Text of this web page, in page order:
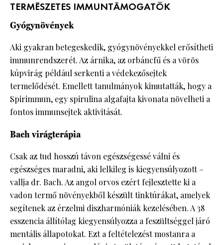
TERMÉSZETES IMMUNTÁMOGATÓK
Gyógynövények
Aki gyakran betegeskedik, gyógynövényekkel erősítheti
immunrendszerét. Az árnika, az orbáncfű és a vörös
kúpvirág például serkenti a védekezősejtek
termelődését. Emellett tanulmányok kimutatták, hogy a
Spirimmun, egy spirulina algafajta kivonata növelheti a
fontos immunsejtek aktivitását.
Bach virágterápia
Csak az tud hosszú távon egészségessé válni és
egészséges maradni, aki lelkileg is kiegyensúlyozott –
vallja dr. Bach. Az angol orvos ezért fejlesztette ki a
vadon termő növényekből készült tinktúrákat, amelyek
segítenek az érzelmi diszharmóniák kezelésében. A 38
esszencia állítólag kiegyensúlyozza a feszültséggel járó
mentális állapotokat. Ezt a feltételezést mostanra a